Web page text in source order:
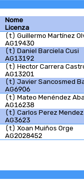
Nome
Licenza
(t) Guillermo Martínez
AG19430
(t) Daniel Barciela Cusi
AG13192
(t) Hector Carrera
AG13201
(t) Javier Sancosmed
AG6906
(t) Mateo Menéndez
AG16238
(t) Carlos Perez Mendez
AG3623
(t) Xoan Muiños Orge
AG2028452